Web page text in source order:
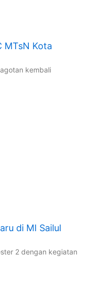
MTsN Kota
kembali
di MI Sailul
2 dengan kegiatan